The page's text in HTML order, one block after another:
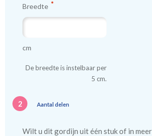
Breedte
cm
De breedte is instelbaar per
5 cm.
2 Aantal delen
Wilt u dit gordijn uit één stuk of in